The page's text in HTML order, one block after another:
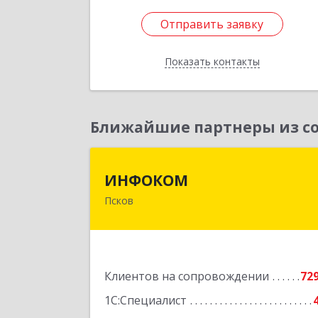
Отправить заявку
Показать контакты
Отправить заявку
Назад
Ближайшие партнеры из
ИНФОКОМ
Псков
Клиентов на сопровождении
1С:Специалист